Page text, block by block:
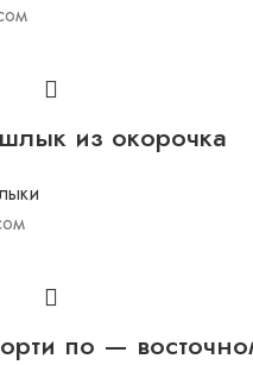
из окорочка
по —